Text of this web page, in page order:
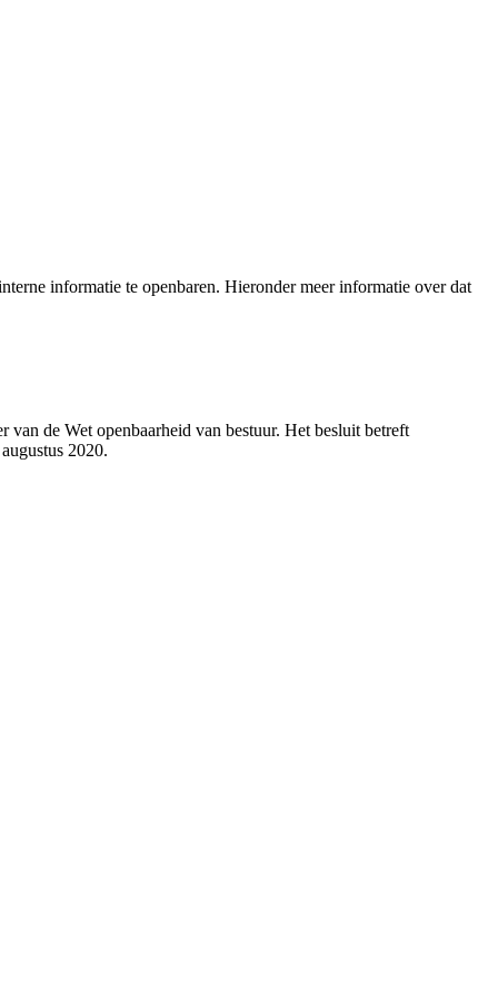
informatie te openbaren. Hieronder meer informatie over dat
de Wet openbaarheid van bestuur. Het besluit betreft
2020.